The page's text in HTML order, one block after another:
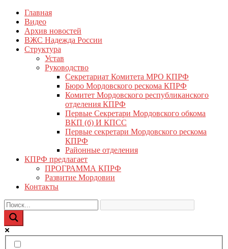
Перейти
содержимому
КПРФ Мордовия
Мордовское Региональное отделение КПРФ
Главная
Видео
Архив новостей
ВЖС Надежда России
Структура
Устав
Руководство
Секретариат Комитета МРО КПРФ
Бюро Мордовского рескома КПРФ
Комитет Мордовского республиканского
отделения КПРФ
Первые Секретари Мордовского обкома
ВКП (б) И КПСС
Первые секретари Мордовского рескома
КПРФ
Районные отделения
КПРФ предлагает
ПРОГРАММА КПРФ
Развитие Мордовии
Контакты